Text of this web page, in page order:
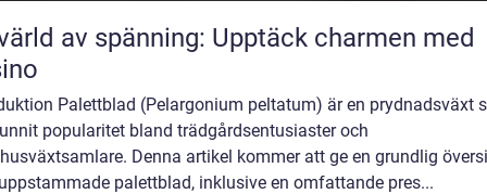
av spänning: Upptäck charmen med
Palettblad (Pelargonium peltatum) är en prydnadsväxt
popularitet bland trädgårdsentusiaster och
Denna artikel kommer att ge en grundlig
palettblad, inklusive en omfattande pres...